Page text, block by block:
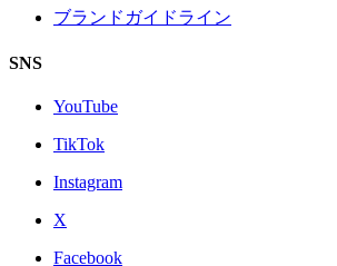
ブランドガイドライン
SNS
YouTube
TikTok
Instagram
X
Facebook